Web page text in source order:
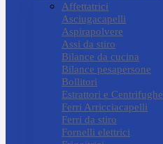
Affettatrici
Asciugacapelli
Aspirapolvere
Assi da stiro
Bilance da cucina
Bilance pesapersone
Bollitori
Estrattori e Centrifughe
Ferri Arricciacapelli
Ferri da stiro
Fornelli elettrici